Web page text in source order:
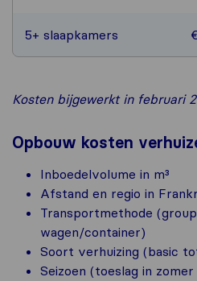
5+ slaapkamers
Kosten bijgewerkt in februari
Opbouw kosten
Inboedelvolume in m³
Afstand en regio in
Transportmethode
wagen/container)
Soort verhuizing (basic
Seizoen (toeslag in